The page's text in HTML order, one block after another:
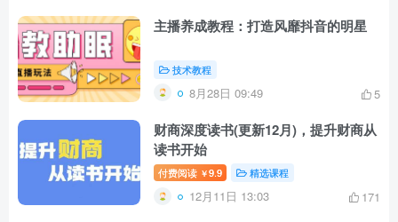
主播养成教程：打造风靡抖音的明星
技术教程
8月28日 09:49 5
财商深度读书(更新12月)，提升财商从
读书开始
付费阅读 ￥9.9 精选课程
12月11日 13:03 171